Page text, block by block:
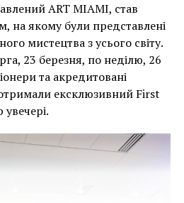
ART MIAMI, став
на якому були представлені
мистецтва з усього світу.
23 березня, по неділю, 26
та акредитовані
ексклюзивний First